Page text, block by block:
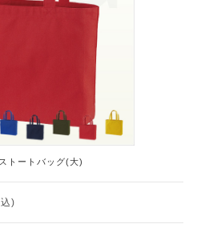
トートバッグ(大)
)